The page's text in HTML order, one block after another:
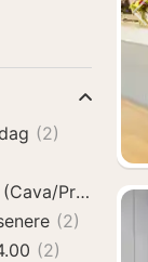
(2)
(Cava/Prosecco)
(2)
(2)